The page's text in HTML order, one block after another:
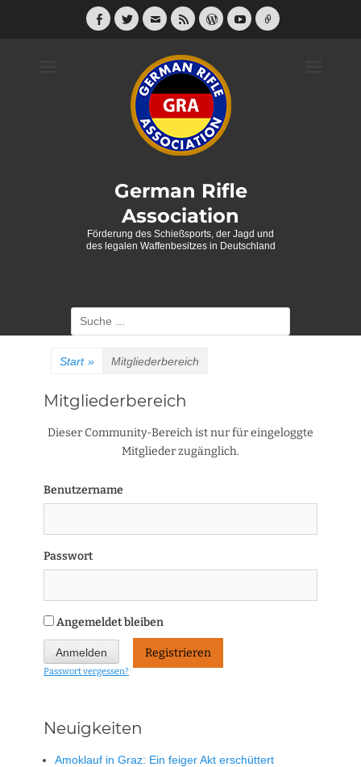
Facebook
Twitter
E-
Feed WordPress
YouTube
Link
German Rifle
Association
Förderung des Schießsports, der Jagd und
des legalen Waffenbesitzes in Deutschland
Suche
nach:
Start » Mitgliederbereich
Mitgliederbereich
Dieser Community-Bereich ist nur für eingeloggte
Mitglieder zugänglich.
Benutzername
Passwort
Angemeldet bleiben
Registrieren
Passwort vergessen?
Neuigkeiten
Amoklauf in Graz: Ein feiger Akt erschüttert